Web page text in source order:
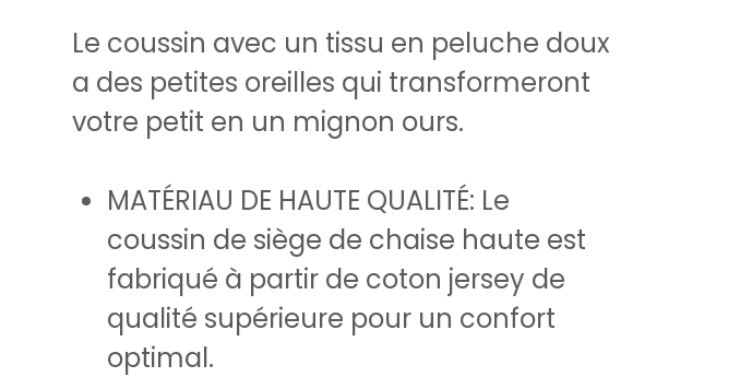
Le coussin avec un tissu en peluche doux
a des petites oreilles qui transformeront
votre petit en un mignon ours.
MATÉRIAU DE HAUTE QUALITÉ: Le
coussin de siège de chaise haute est
fabriqué à partir de coton jersey de
qualité supérieure pour un confort
optimal.